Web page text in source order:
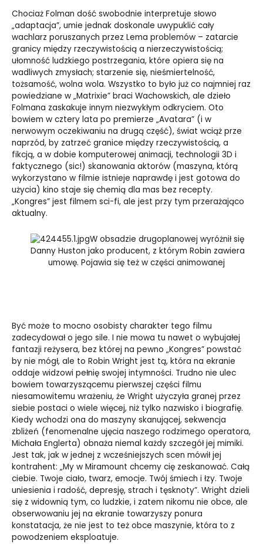
Chociaż Folman dość swobodnie interpretuje słowo
„adaptacja”, umie jednak doskonale uwypuklić cały
wachlarz poruszanych przez Lema problemów – zatarcie
granicy między rzeczywistością a nierzeczywistością;
ułomność ludzkiego postrzegania, które opiera się na
wadliwych zmysłach; starzenie się, nieśmiertelność,
tożsamość, wolna wola. Wszystko to było już co najmniej raz
powiedziane w „Matrixie” braci Wachowskich, ale dzieło
Folmana zaskakuje innym niezwykłym odkryciem. Oto
bowiem w cztery lata po premierze „Avatara” (i w
nerwowym oczekiwaniu na drugą część), świat wciąż prze
naprzód, by zatrzeć granice między rzeczywistością, a
fikcją, a w dobie komputerowej animacji, technologii 3D i
faktycznego (sic!) skanowania aktorów (maszyna, którą
wykorzystano w filmie istnieje naprawdę i jest gotowa do
użycia) kino staje się chemią dla mas bez recepty.
„Kongres” jest filmem sci-fi, ale jest przy tym przerażająco
aktualny.
W obsadzie drugoplanowej wyróżnił się
Danny Huston jako producent, z którym Robin zawiera
umowę. Pojawia się też w części animowanej
Być może to mocno osobisty charakter tego filmu
zadecydował o jego sile. I nie mowa tu nawet o wybujałej
fantazji reżysera, bez której na pewno „Kongres” powstać
by nie mógł, ale to Robin Wright jest tą, która na ekranie
oddaje widzowi pełnię swojej intymności. Trudno nie ulec
bowiem towarzyszącemu pierwszej części filmu
niesamowitemu wrażeniu, że Wright użyczyła granej przez
siebie postaci o wiele więcej, niż tylko nazwisko i biografię.
Kiedy wchodzi ona do maszyny skanującej, sekwencja
zbliżeń (fenomenalne ujęcia naszego rodzimego operatora,
Michała Englerta) obnaża niemal każdy szczegół jej mimiki.
Jest tak, jak w jednej z wcześniejszych scen mówił jej
kontrahent: „My w Miramount chcemy cię zeskanować. Całą
ciebie. Twoje ciało, twarz, emocje. Twój śmiech i łzy. Twoje
uniesienia i radość, depresję, strach i tęsknoty”. Wright dzieli
się z widownią tym, co ludzkie, i zatem nikomu nie obce, ale
obserwowaniu jej na ekranie towarzyszy ponura
konstatacja, że nie jest to też obce maszynie, która to z
powodzeniem eksploatuje.